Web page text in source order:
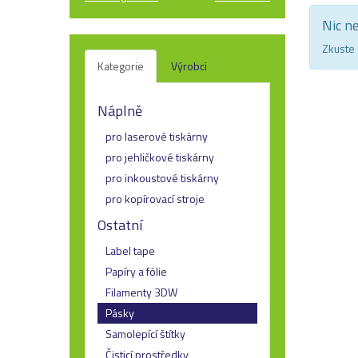
Kategorie Výrobci
Náplně
pro laserové tiskárny
pro jehličkové tiskárny
pro inkoustové tiskárny
pro kopírovací stroje
Ostatní
Label tape
Papíry a fólie
Filamenty 3DW
Pásky
Samolepící štítky
Čisticí prostředky
Nic